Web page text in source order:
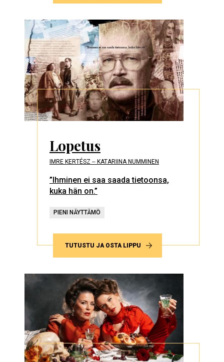
Lopetus
IMRE KERTÉSZ ‒ KATARIINA NUMMINEN
”Ihminen ei saa saada tietoonsa,
kuka hän on.”
PIENI NÄYTTÄMÖ
TUTUSTU JA OSTA LIPPU